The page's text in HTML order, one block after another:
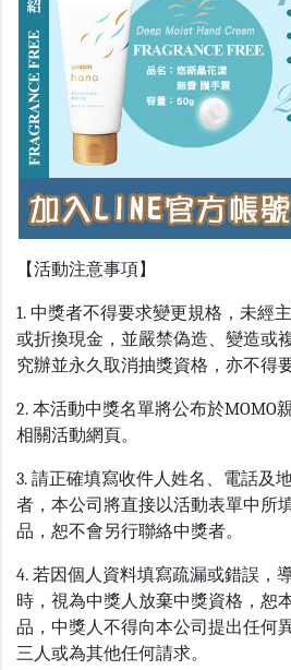
【活動注意事項】
1. 中獎者不得要求變更規格，未經
或折換現金，並嚴禁偽造、變造或
究辦並永久取消抽獎資格，亦不得
2. 本活動中獎名單將公布於MOMO
相關活動網頁。
3. 請正確填寫收件人姓名、電話及
者，本公司將直接以活動表單中所
品，恕不會另行聯絡中獎者。
4. 若因個人資料填寫疏漏或錯誤，
時，視為中獎人放棄中獎資格，恕
品，中獎人不得向本公司提出任何
三人或為其他任何請求。